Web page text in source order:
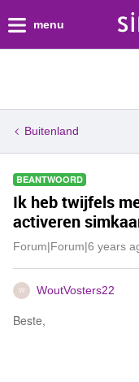
menu
Buitenland
BEANTWOORD
Ik heb twijfels
activeren
Forum|Forum|6 years
W WoutVosters22
Beste,